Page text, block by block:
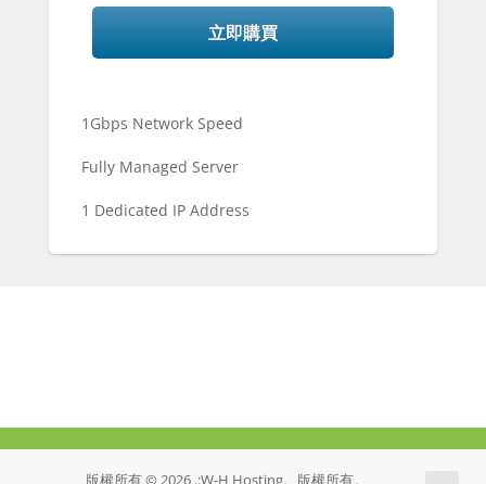
立即購買
1Gbps Network Speed
Fully Managed Server
1 Dedicated IP Address
版權所有 © 2026 .:W-H Hosting。版權所有。